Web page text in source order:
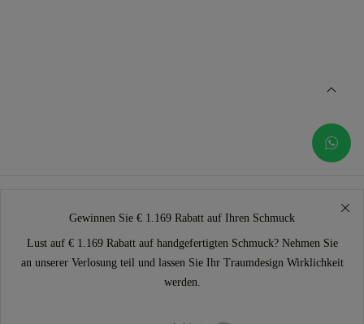
Gewinnen Sie € 1.169 Rabatt auf Ihren Schmuck
Lust auf € 1.169 Rabatt auf handgefertigten Schmuck? Nehmen Sie
an unserer Verlosung teil und lassen Sie Ihr Traumdesign Wirklichkeit
werden.